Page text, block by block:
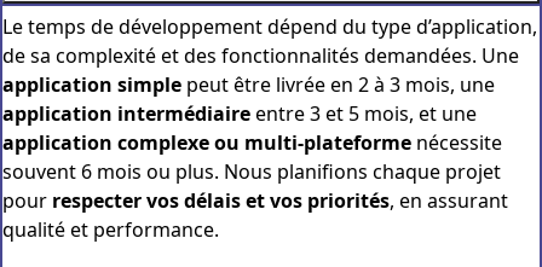
Le temps de développement dépend du type d’application,
de sa complexité et des fonctionnalités demandées. Une
application simple peut être livrée en 2 à 3 mois, une
application intermédiaireentre 3 et 5 mois, et une
application complexe ou multi-plateforme nécessite
souvent 6 mois ou plus. Nous planifions chaque projet
pour respecter vos délais et vos priorités, en assurant
qualité et performance.